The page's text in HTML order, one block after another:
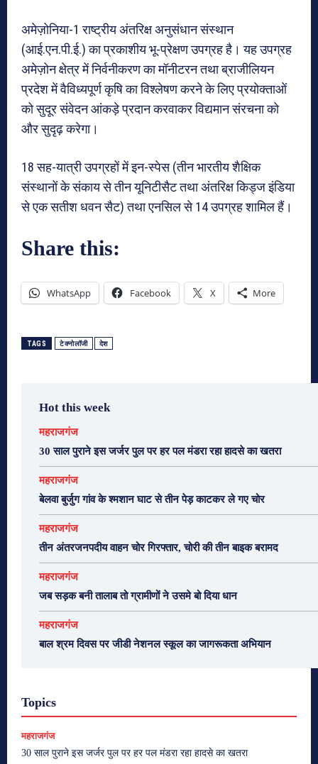
अमेज़ोनिया-1 राष्‍ट्रीय अंतरिक्ष अनुसंधान संस्‍थान
(आई.एन.पी.ई.) का प्रकाशीय भू-प्रेक्षण उपग्रह है। यह उपग्रह
अमेज़ोन क्षेत्र में निर्वनीकरण का मॉनीटरन तथा ब्राजीलियन
प्रदेश में वैविध्‍यपूर्ण कृषि का विश्‍लेषण करने के लिए प्रयोक्‍ताओं
को सुदूर संवेदन आंकड़े प्रदान करवाकर विद्यमान संरचना को
और सुदृढ़ करेगा।
18 सह-यात्री उपग्रहों में इन-स्‍पेस (तीन भारतीय शैक्षिक
संस्‍थानों के संकाय से तीन यूनिटीसैट तथा अंतरिक्ष किड्ज इंडिया
से एक सतीश धवन सैट) तथा एनसिल से 14 उपग्रह शामिल हैं।
Share this:
WhatsApp Facebook X More
TAGS टेक्नोलॉजी देश
Hot this week
महराजगंज
30 साल पुराने इस जर्जर पुल पर हर पल मंडरा रहा हादसे का खतरा
महराजगंज
बेलवा बुर्जुग गांव के श्मशान घाट से तीन पेड़ काटकर ले गए चोर
महराजगंज
तीन अंतरजनपदीय वाहन चोर गिरफ्तार, चोरी की तीन बाइक बरामद
महराजगंज
जब सड़क बनी तालाब तो ग्रामीणों ने उसमे बो दिया धान
महराजगंज
बाल श्रम दिवस पर जीडी नेशनल स्कूल का जागरूकता अभियान
Topics
महराजगंज
30 साल पुराने इस जर्जर पुल पर हर पल मंडरा रहा हादसे का खतरा